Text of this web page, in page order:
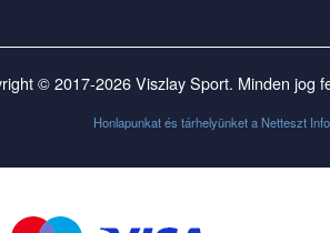
© 2017-2026 Viszlay Sport. Minden jog
Honlapunkat és tárhelyünket a Netteszt